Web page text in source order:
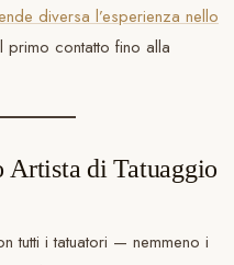
diversa l’esperienza nello
contatto fino alla
Artista di Tatuaggio
tutti i tatuatori — nemmeno i